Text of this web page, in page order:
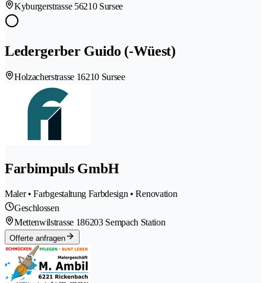
Kyburgerstrasse 56210 Sursee
Ledergerber Guido (-Wüest)
Holzacherstrasse 16210 Sursee
Farbimpuls GmbH
Maler • Farbgestaltung Farbdesign • Renovation
Geschlossen
Mettenwilstrasse 186203 Sempach Station
Offerte anfragen